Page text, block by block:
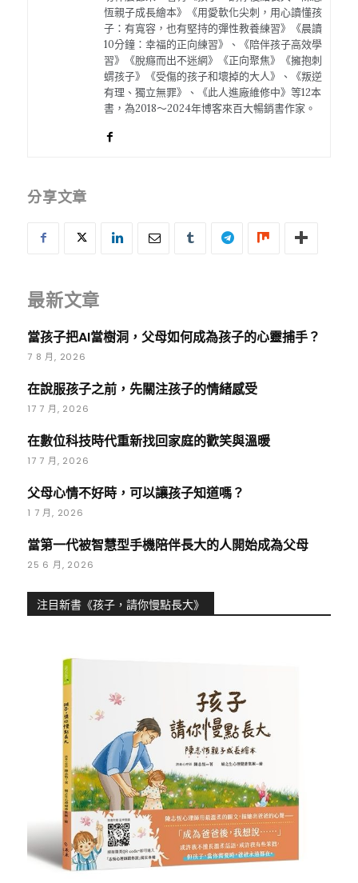
恆親子成長繪本》《用愛軟化尖刺，用心讀懂孩
子：有寬容，也有堅持的彈性教養練習》《晨讀
10分鐘：幸福的正向練習》、《陪伴孩子高效學
習》《脫癮而出不迷網》《正向聚焦》《擁抱刺
蝟孩子》《受傷的孩子和壞掉的大人》、《叛逆
有理、獨立無罪》、《此人進廠維修中》等12本
書，為2018～2024年博客來百大暢銷書作家。
分享文章
最新文章
當孩子把AI當樹洞，父母如何成為孩子的心靈捕手？
7 8 月, 2026
在說服孩子之前，先關注孩子的情緒感受
17 7 月, 2026
在數位科技時代重新找回家庭的歡笑與溫暖
17 7 月, 2026
父母心情不好時，可以讓孩子知道嗎？
1 7 月, 2026
當第一代被智慧型手機陪伴長大的人開始成為父母
25 6 月, 2026
注目新書《孩子，請你慢點長大》